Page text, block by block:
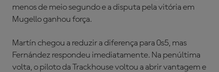
menos de meio segundo e a disputa pela vitória em
Mugello ganhou força.
Martín chegou a reduzir a diferença para 0s5, mas
Fernández respondeu imediatamente. Na penúltima
volta, o piloto da Trackhouse voltou a abrir vantagem e